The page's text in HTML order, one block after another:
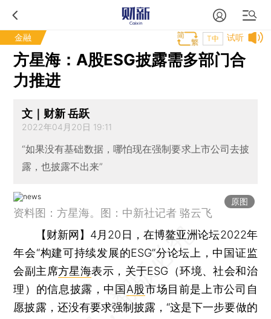
金融 试听
T中
方星海：A股ESG披露需多部门合
力推进
文｜财新 岳跃
2022年04月20日 19:11
“如果没有基础数据，哪怕现在强制要求上市公司去披
露，也披露不出来”
原图
资料图：方星海。图：中新社记者 骆云飞
【财新网】 4月20日，在博鳌亚洲论坛2022年
年会“构建可持续发展的ESG”分论坛上，中国证监
会副主席方星海表示，关于ESG（环境、社会和治
理）的信息披露，中国 A股市场目前是上市公司自
愿披露，还没有要求强制披露，“这是下一步要做的